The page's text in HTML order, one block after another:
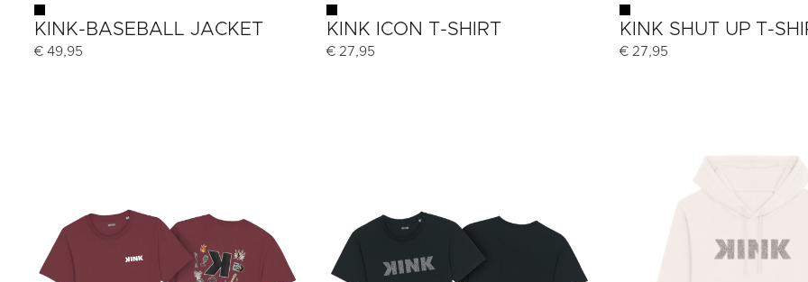
KINK-BASEBALL JACKET
€49,95
KINK ICON T-SHIRT
€ 27,95
KINK SHUT UP T-
€ 27,95